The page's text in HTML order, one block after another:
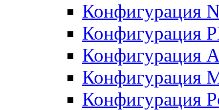
Конфигурация
Конфигурация
Конфигурация
Конфигурация
Конфигурация